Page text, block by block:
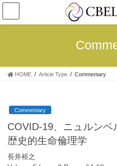
コ
テ
ス
ナ
ゲ
ン
HOME Article Type Commentary
Commentary
COVID-19、ニュルン
歴史的生命倫理学
長井裕之